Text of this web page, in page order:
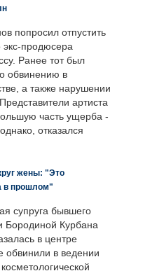
попросил отпустить
продюсера
Ранее тот был
обвинению в
а также нарушении
артиста
часть ущерба -
отказался
жены: "Это
в прошлом"
супруга бывшего
Бородиной Курбана
в центре
обвинили в ведении